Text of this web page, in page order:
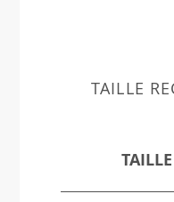
TAILLE
TAILLE